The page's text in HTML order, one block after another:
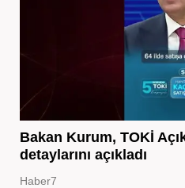
Bakan Kurum, TOKİ
detaylarını açıkladı
Haber7